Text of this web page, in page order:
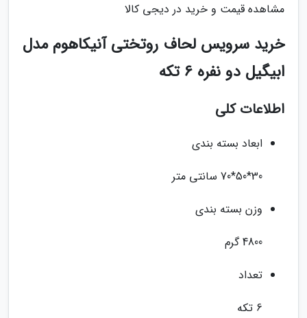
مشاهده قیمت و خرید در دیجی کالا
خرید سرویس لحاف روتختی آنیکاهوم مدل
ابیگیل دو نفره 6 تکه
اطلاعات کلی
ابعاد بسته بندی
30*50*70 سانتی متر
وزن بسته بندی
4800 گرم
تعداد
6 تکه